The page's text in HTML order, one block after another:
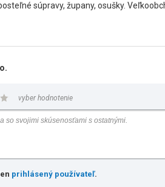
súpravy, župany, osušky.
vyber hodnotenie
prihlásený používateľ.